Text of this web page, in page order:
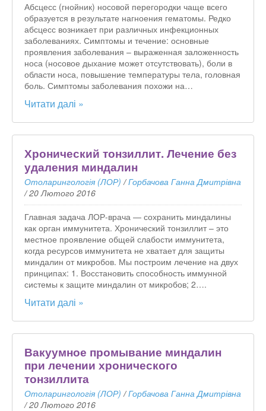
Абсцесс (гнойник) носовой перегородки чаще всего
образуется в результате нагноения гематомы. Редко
абсцесс возникает при различных инфекционных
заболеваниях. Симптомы и течение: основные
проявления заболевания – выраженная заложенность
носа (носовое дыхание может отсутствовать), боли в
области носа, повышение температуры тела, головная
боль. Симптомы заболевания похожи на…
Читати далі »
Хронический тонзиллит. Лечение без
удаления миндалин
Отоларингологія (ЛОР) /Горбачова Ганна Дмитрівна
/20 Лютого 2016
Главная задача ЛОР-врача — сохранить миндалины
как орган иммунитета. Хронический тонзиллит – это
местное проявление общей слабости иммунитета,
когда ресурсов иммунитета не хватает для защиты
миндалин от микробов. Мы построим лечение на двух
принципах: 1. Восстановить способность иммунной
системы к защите миндалин от микробов; 2….
Читати далі »
Вакуумное промывание миндалин
при лечении хронического
тонзиллита
Отоларингологія (ЛОР) /Горбачова Ганна Дмитрівна
/20 Лютого 2016